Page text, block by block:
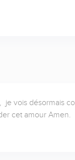
je vois désormais
cet amour Amen.